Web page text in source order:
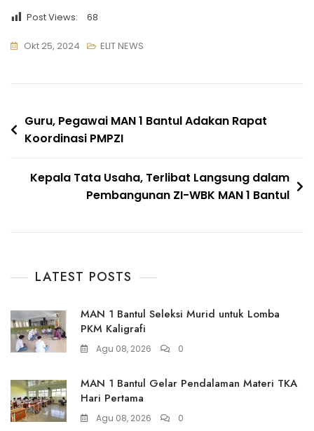
Post Views: 68
Okt 25, 2024 ELIT NEWS
Navigasi
pos
Guru, Pegawai MAN 1 Bantul Adakan Rapat
Koordinasi PMPZI
Kepala Tata Usaha, Terlibat Langsung dalam
Pembangunan ZI-WBK MAN 1 Bantul
LATEST POSTS
MAN 1 Bantul Seleksi Murid untuk Lomba
PKM Kaligrafi
Agu 08, 2026 0
MAN 1 Bantul Gelar Pendalaman Materi TKA
Hari Pertama
Agu 08, 2026 0